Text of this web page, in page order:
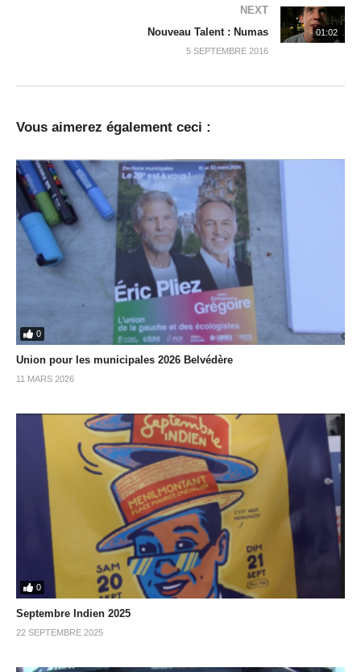
01:02
NEXT
Nouveau Talent : Numas
5 SEPTEMBRE 2016
Vous aimerez également ceci :
0
Union pour les municipales 2026 Belvédère
11 MARS 2026
0
Septembre Indien 2025
22 SEPTEMBRE 2025